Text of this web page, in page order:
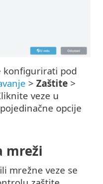
konfigurirati pod
> Zaštite >
veze u
opcije
mreži
mrežne veze se